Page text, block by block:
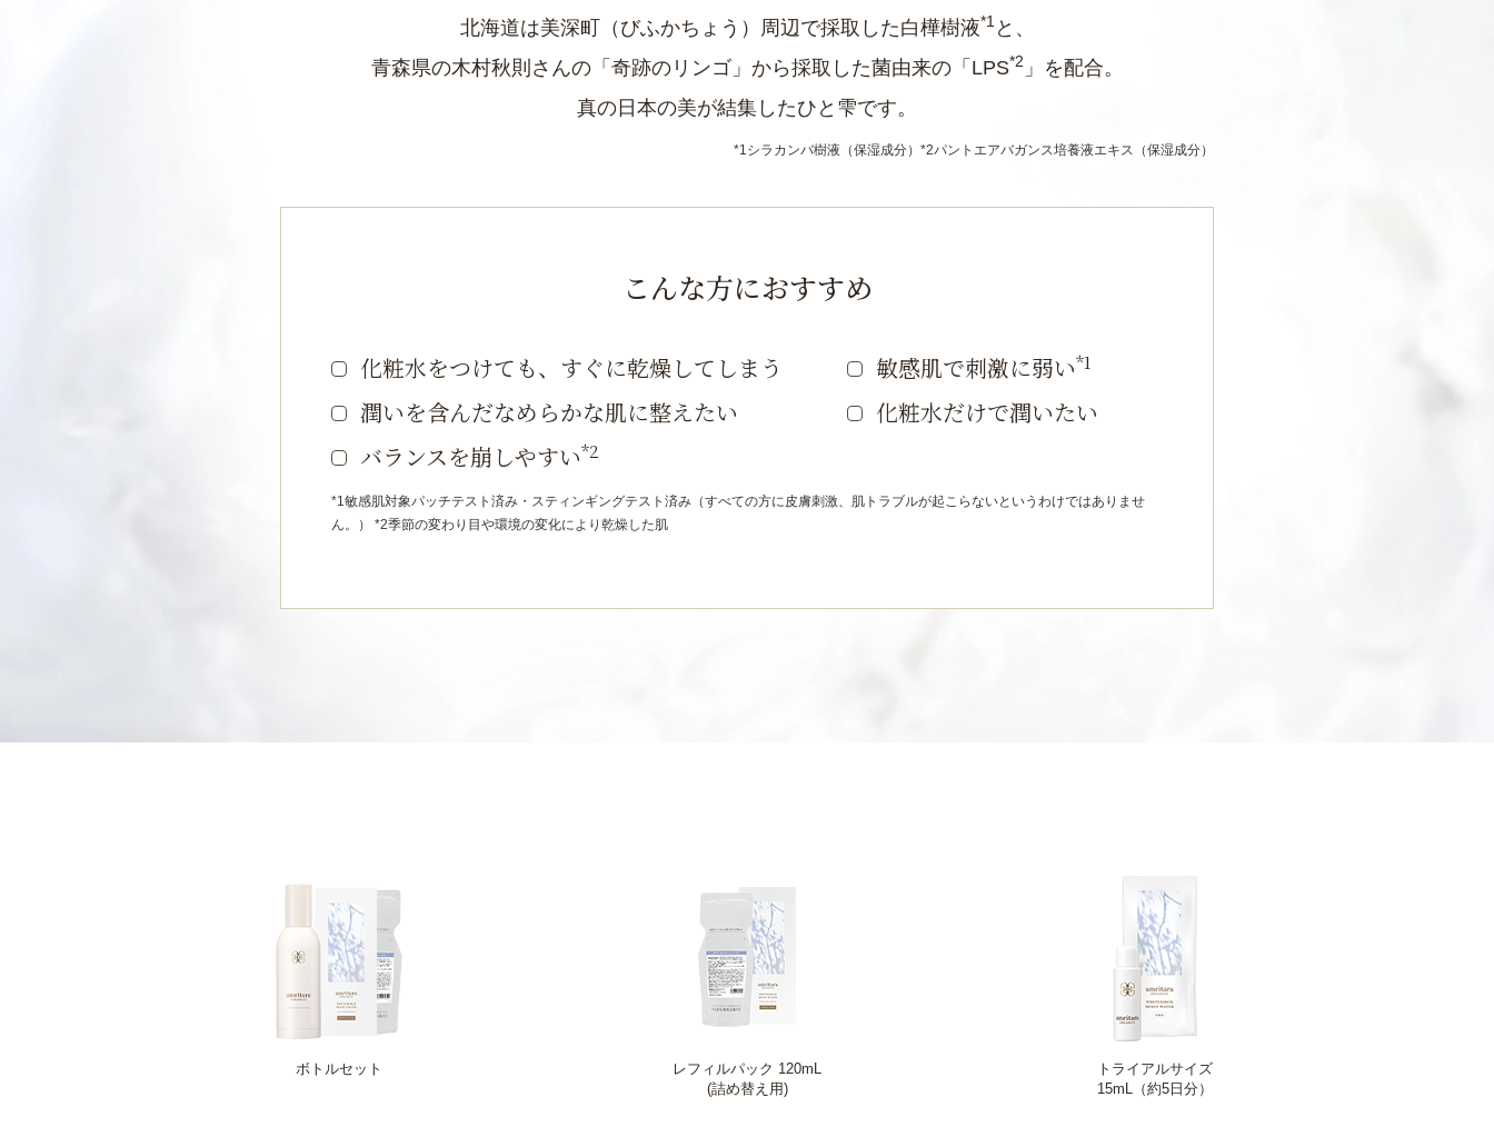
北海道は美深町（びふかちょう）周辺で採取した白樺樹液*1と、
青森県の木村秋則さんの「奇跡のリンゴ」から採取した菌由来の「LPS*2 」を配合。
真の日本の美が結集したひと雫です。
*1シラカンバ樹液（保湿成分） *2パントエアバガンス培養液エキス（保湿成分）
こんな方におすすめ
化粧水をつけても、すぐに乾燥してしまう 敏感肌で刺激に弱い*1
潤いを含んだなめらかな肌に整えたい
化粧水だけで潤いたい
バランスを崩しやすい*2
*1敏感肌対象パッチテスト済み・スティンギングテスト済み（すべての方に皮膚刺激、肌トラブルが起こらないというわけではありませ
ん。） *2季節の変わり目や環境の変化により乾燥した肌
ボトルセット
レフィルパック 120mL
(詰め替え用)
トライアルサイズ
15mL（約5日分）